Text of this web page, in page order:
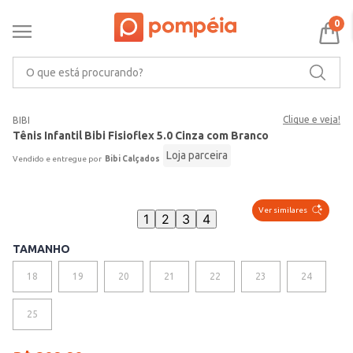
0
BIBI Clique e veja!
Tênis Infantil Bibi Fisioflex 5.0 Cinza com Branco
Bibi Calçados Loja parceira
Ver similares
1 2 3 4
TAMANHO
18 19 20 21 22 23 24
25